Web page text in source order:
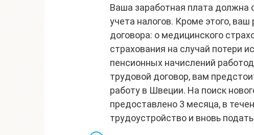
Ваша заработная плата должна
учета налогов. Кроме этого,
договора: о медицинского
страхования на случай потери
пенсионных начислений
трудовой договор, вам
работу в Швеции. На поиск
предоставлено 3 месяца, в
трудоустройство и вновь